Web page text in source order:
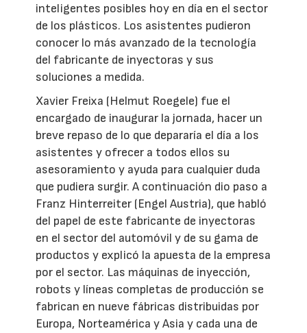
inteligentes posibles hoy en día en el sector
de los plásticos. Los asistentes pudieron
conocer lo más avanzado de la tecnología
del fabricante de inyectoras y sus
soluciones a medida.
Xavier Freixa (Helmut Roegele) fue el
encargado de inaugurar la jornada, hacer un
breve repaso de lo que depararía el día a los
asistentes y ofrecer a todos ellos su
asesoramiento y ayuda para cualquier duda
que pudiera surgir. A continuación dio paso a
Franz Hinterreiter (Engel Austria), que habló
del papel de este fabricante de inyectoras
en el sector del automóvil y de su gama de
productos y explicó la apuesta de la empresa
por el sector. Las máquinas de inyección,
robots y líneas completas de producción se
fabrican en nueve fábricas distribuidas por
Europa, Norteamérica y Asia y cada una de